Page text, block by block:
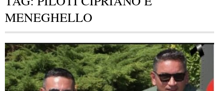
MENEGHELLO